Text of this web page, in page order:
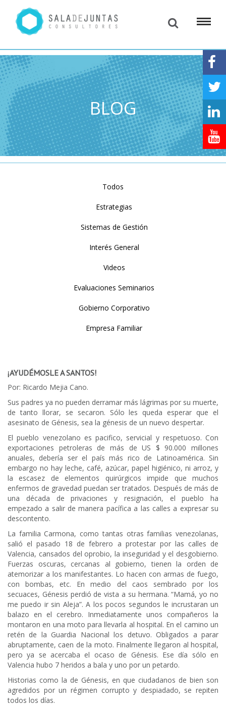
BLOG
Todos
Estrategias
Sistemas de Gestión
Interés General
Videos
Evaluaciones Seminarios
Gobierno Corporativo
Empresa Familiar
¡AYUDÉMOSLE A SANTOS!
Por: Ricardo Mejia Cano.
Sus padres ya no pueden derramar más lágrimas por su muerte,
de tanto llorar, se secaron. Sólo les queda esperar que el
asesinato de Génesis, sea la génesis de un nuevo despertar.
El pueblo venezolano es pacifico, servicial y respetuoso. Con
exportaciones petroleras de más de US $ 90.000 millones
anuales, debería ser el país más rico de Latinoamérica. Sin
embargo no hay leche, café, azúcar, papel higiénico, ni arroz, y
la escasez de elementos quirúrgicos impide que muchos
enfermos de gravedad puedan ser tratados. Después de más de
una década de privaciones y resignación, el pueblo ha
empezado a salir de manera pacífica a las calles a expresar su
descontento.
La familia Carmona, como tantas otras familias venezolanas,
salió el pasado 18 de febrero a protestar por las calles de
Valencia, cansados del oprobio, la inseguridad y el desgobierno.
Fuerzas oscuras, cercanas al gobierno, tienen la orden de
atemorizar a los manifestantes. Lo hacen con armas de fuego,
con bombas, etc. En medio del caos sembrado por los
secuaces, Génesis perdió de vista a su hermana. “Mamá, yo no
me puedo ir sin Aleja”. A los pocos segundos le incrustaran un
balazo en el cerebro. Inmediatamente unos compañeros la
montaron en una moto para llevarla al hospital. En el camino un
retén de la Guardia Nacional los detuvo. Obligados a parar
abruptamente, caen de la moto. Finalmente llegaron al hospital,
pero ya se acercaba el ocaso de Génesis. Ese día sólo en
Valencia hubo 7 heridos a bala y uno por un petardo.
Historias como la de Génesis, en que ciudadanos de bien son
agredidos por un régimen corrupto y despiadado, se repiten
todos los días.